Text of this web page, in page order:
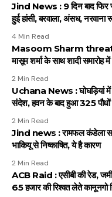
Jind News : 9 दिन बाद
हुई हांसी, बरवाला, अंसध, नरवाना
4 Min Read
Masoom Sharm threat :
मासूम शर्मा के साथ शादी समारोह में
2 Min Read
Uchana News : घोघड़ियां में
संदेश, हवन के बाद हुआ 325 पौधों
2 Min Read
Jind news : रामफल कंडेला
भाकियू से निष्काषित, ये है कारण
2 Min Read
ACB Raid : एसीबी की रेड,
65 हजार की रिश्वत लेते कानूनगो